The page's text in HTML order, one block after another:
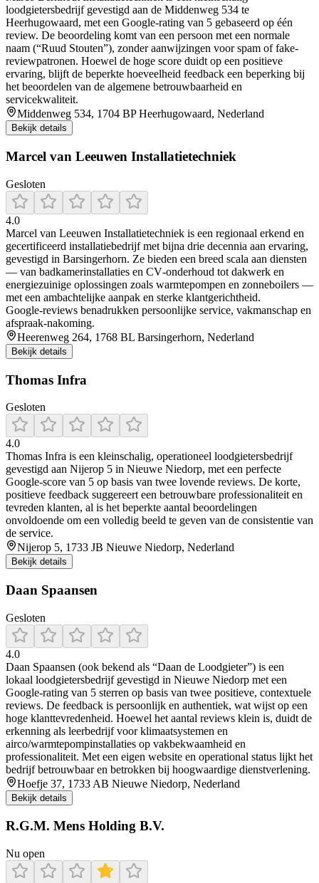
loodgietersbedrijf gevestigd aan de Middenweg 534 te
Heerhugowaard, met een Google-rating van 5 gebaseerd op één
review. De beoordeling komt van een persoon met een normale
naam (“Ruud Stouten”), zonder aanwijzingen voor spam of fake-
reviewpatronen. Hoewel de hoge score duidt op een positieve
ervaring, blijft de beperkte hoeveelheid feedback een beperking bij
het beoordelen van de algemene betrouwbaarheid en
servicekwaliteit.
Middenweg 534, 1704 BP Heerhugowaard, Nederland
Bekijk details
Marcel van Leeuwen Installatietechniek
Gesloten
4.0
Marcel van Leeuwen Installatietechniek is een regionaal erkend en
gecertificeerd installatiebedrijf met bijna drie decennia aan ervaring,
gevestigd in Barsingerhorn. Ze bieden een breed scala aan diensten
— van badkamerinstallaties en CV‑onderhoud tot dakwerk en
energiezuinige oplossingen zoals warmtepompen en zonneboilers —
met een ambachtelijke aanpak en sterke klantgerichtheid.
Google‑reviews benadrukken persoonlijke service, vakmanschap en
afspraak‑nakoming.
Heerenweg 264, 1768 BL Barsingerhorn, Nederland
Bekijk details
Thomas Infra
Gesloten
4.0
Thomas Infra is een kleinschalig, operationeel loodgietersbedrijf
gevestigd aan Nijerop 5 in Nieuwe Niedorp, met een perfecte
Google-score van 5 op basis van twee lovende reviews. De korte,
positieve feedback suggereert een betrouwbare professionaliteit en
tevreden klanten, al is het beperkte aantal beoordelingen
onvoldoende om een volledig beeld te geven van de consistentie van
de service.
Nijerop 5, 1733 JB Nieuwe Niedorp, Nederland
Bekijk details
Daan Spaansen
Gesloten
4.0
Daan Spaansen (ook bekend als “Daan de Loodgieter”) is een
lokaal loodgietersbedrijf gevestigd in Nieuwe Niedorp met een
Google-rating van 5 sterren op basis van twee positieve, contextuele
reviews. De feedback is persoonlijk en authentiek, wat wijst op een
hoge klanttevredenheid. Hoewel het aantal reviews klein is, duidt de
erkenning als leerbedrijf voor klimaatsystemen en
airco/warmtepompinstallaties op vakbekwaamheid en
professionaliteit. Met een eigen website en operational status lijkt het
bedrijf betrouwbaar en betrokken bij hoogwaardige dienstverlening.
Hoefje 37, 1733 AB Nieuwe Niedorp, Nederland
Bekijk details
R.G.M. Mens Holding B.V.
Nu open